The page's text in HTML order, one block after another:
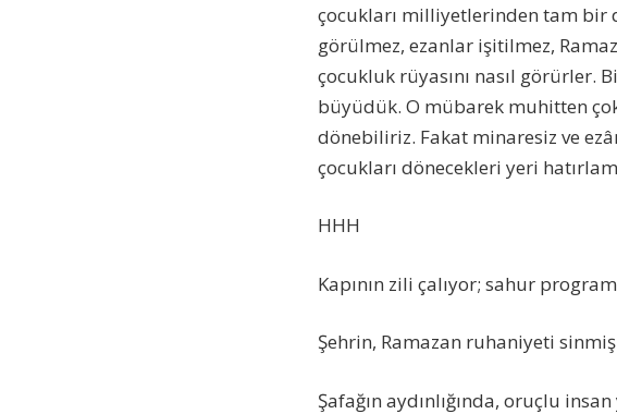
çocukları milliyetlerinden tam bir
görülmez, ezanlar işitilmez,
çocukluk rüyasını nasıl görürler.
büyüdük. O mübarek muhitten
dönebiliriz. Fakat minaresiz ve
çocukları dönecekleri yeri
HHH
Kapının zili çalıyor; sahur
Şehrin, Ramazan ruhaniyeti
Şafağın aydınlığında, oruçlu